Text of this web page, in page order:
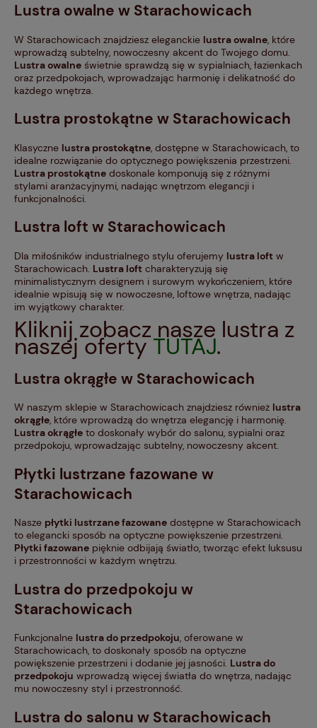
Lustra owalne w Starachowicach
W Starachowicach znajdziesz eleganckie lustra owalne, które
wprowadzą subtelny, nowoczesny akcent do Twojego domu.
Lustra owalne świetnie sprawdzą się w sypialniach, łazienkach
oraz przedpokojach, wprowadzając harmonię i delikatność do
każdego wnętrza.
Lustra prostokątne w Starachowicach
Klasyczne lustra prostokątne, dostępne w Starachowicach, to
idealne rozwiązanie do optycznego powiększenia przestrzeni.
Lustra prostokątne doskonale komponują się z różnymi
stylami aranżacyjnymi, nadając wnętrzom elegancji i
funkcjonalności.
Lustra loft w Starachowicach
Dla miłośników industrialnego stylu oferujemy lustra loft w
Starachowicach. Lustra loft charakteryzują się
minimalistycznym designem i surowym wykończeniem, które
idealnie wpisują się w nowoczesne, loftowe wnętrza, nadając
im wyjątkowy charakter.
Kliknij zobacz nasze lustra z
naszej ofertyTUTAJ.
Lustra okrągłe w Starachowicach
W naszym sklepie w Starachowicach znajdziesz również lustra
okrągłe, które wprowadzą do wnętrza elegancję i harmonię.
Lustra okrągłe to doskonały wybór do salonu, sypialni oraz
przedpokoju, wprowadzając subtelny, nowoczesny akcent.
Płytki lustrzane fazowane w
Starachowicach
Nasze płytki lustrzane fazowane dostępne w Starachowicach
to elegancki sposób na optyczne powiększenie przestrzeni.
Płytki fazowane pięknie odbijają światło, tworząc efekt luksusu
i przestronności w każdym wnętrzu.
Lustra do przedpokoju w
Starachowicach
Funkcjonalne lustra do przedpokoju, oferowane w
Starachowicach, to doskonały sposób na optyczne
powiększenie przestrzeni i dodanie jej jasności. Lustra do
przedpokoju wprowadzą więcej światła do wnętrza, nadając
mu nowoczesny styl i przestronność.
Lustra do salonu w Starachowicach